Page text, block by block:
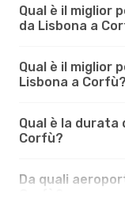
Qual è il miglior
da Lisbona a
Qual è il miglior
Lisbona a Corfù?
Qual è la durata
Corfù?
Da quali